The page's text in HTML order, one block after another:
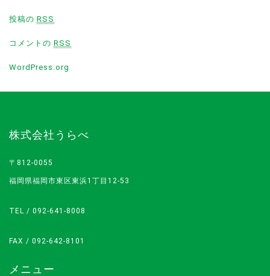
投稿の RSS
コメントの RSS
WordPress.org
株式会社うらべ
〒812-0055
福岡県福岡市東区東浜1丁目12-53
TEL / 092-641-8008
FAX / 092-642-8101
メニュー